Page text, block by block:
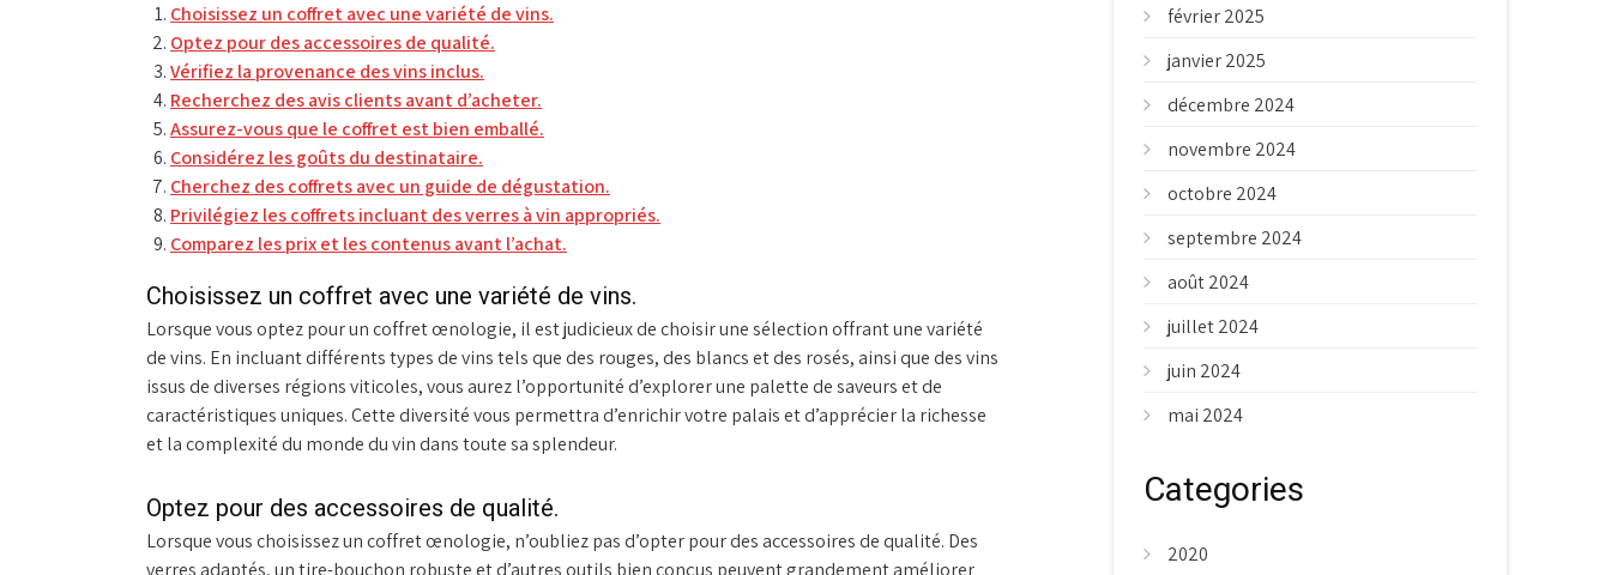
Choisissez un coffret avec une variété de vins.
Optez pour des accessoires de qualité.
Vérifiez la provenance des vins inclus.
Recherchez des avis clients avant d’acheter.
Assurez-vous que le coffret est bien emballé.
Considérez les goûts du destinataire.
Cherchez des coffrets avec un guide de dégustation.
Privilégiez les coffrets incluant des verres à vin appropriés.
Comparez les prix et les contenus avant l’achat.
Choisissez un coffret avec une variété de vins.
Lorsque vous optez pour un coffret œnologie, il est judicieux de choisir une sélection offrant une variété
de vins. En incluant différents types de vins tels que des rouges, des blancs et des rosés, ainsi que des vins
issus de diverses régions viticoles, vous aurez l’opportunité d’explorer une palette de saveurs et de
caractéristiques uniques. Cette diversité vous permettra d’enrichir votre palais et d’apprécier la richesse
et la complexité du monde du vin dans toute sa splendeur.
Optez pour des accessoires de qualité.
Lorsque vous choisissez un coffret œnologie, n’oubliez pas d’opter pour des accessoires de qualité. Des
verres adaptés, un tire-bouchon robuste et d’autres outils bien conçus peuvent grandement améliorer
février 2025
janvier 2025
décembre 2024
novembre 2024
octobre 2024
septembre 2024
août 2024
juillet 2024
juin 2024
mai 2024
Categories
2020